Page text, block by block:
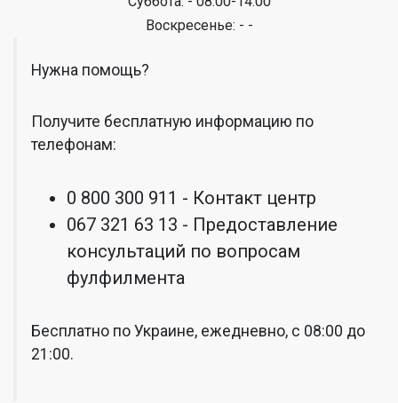
Воскресенье: - -
Нужна помощь?
Получите бесплатную информацию по
телефонам:
0 800 300 911 - Контакт центр
067 321 63 13 - Предоставление
консультаций по вопросам
фулфилмента
Бесплатно по Украине, ежедневно, с 08:00 до
21:00.